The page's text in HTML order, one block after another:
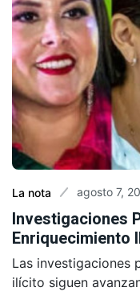
La nota agosto 7,
Investigaciones
Enriquecimiento
Las investigaciones
ilícito siguen